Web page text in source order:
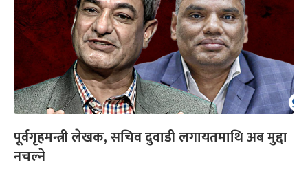
पूर्वगृहमन्त्री लेखक, सचिव दुवाडी लगायतमाथि अब मुद्दा
नचल्ने